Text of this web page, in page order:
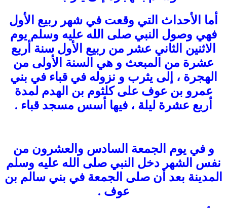
أما الأحداث التي وقعت في شهر ربيع الأول
فهي وصول النبي صلى الله عليه وسلم يوم
الاثنين الثاني عشر من ربيع الأول سنة أربع
عشرة من المبعث و هي السنة الأولى من
الهجرة ، إلى يثرب و نزوله في قباء في بني
عمرو بن عوف على كلثوم بن الهدم لمدة
أربع عشرة ليلة ، فيها أسس مسجد قباء .
و في يوم الجمعة السادس والعشرون من
نفس الشهر دخل النبي صلى الله عليه وسلم
المدينة بعد أن صلى الجمعة في بني سالم بن
عوف .